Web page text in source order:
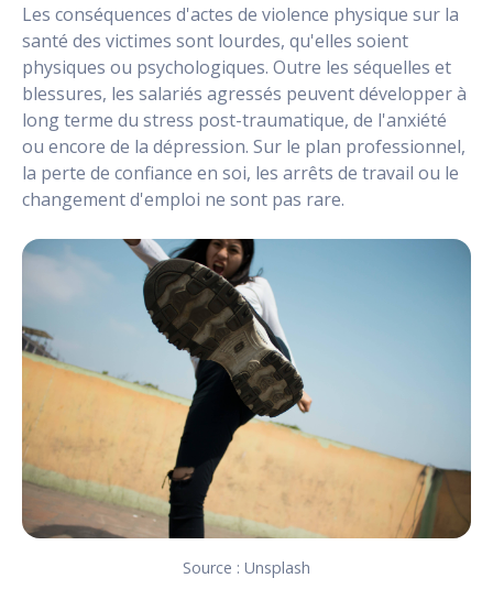
Les conséquences d'actes de violence physique sur la
santé des victimes sont lourdes, qu'elles soient
physiques ou psychologiques. Outre les séquelles et
blessures, les salariés agressés peuvent développer à
long terme du stress post-traumatique, de l'anxiété
ou encore de la dépression. Sur le plan professionnel,
la perte de confiance en soi, les arrêts de travail ou le
changement d'emploi ne sont pas rare.
Source : Unsplash